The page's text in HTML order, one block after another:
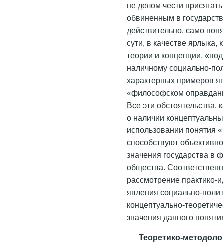
не делом чести
обвиненным в
действительно, само
сути, в качестве
теории и концепции,
наличному социально-
характерных примеров
«философском
Все эти обстоятельства,
о наличии
использовании понятия
способствуют
значения государства в
общества.
рассмотрение практико-
явления социально-
концептуально-
значения данного
Теоретико-